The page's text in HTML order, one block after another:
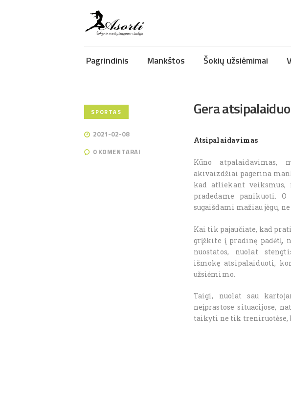
Pagrindinis Mankštos Šokių užsiėmimai
ŠOKIO
ŠOKIŲ
APIE
SPORTAS
2021-02-08
0 KOMENTARAI
Gera
Atsipalaidavimas
Kūno atpalaidavimas,
akivaizdžiai pagerina
kad atliekant veiksmus,
pradedame panikuoti.
sugaišdami mažiau jėgų,
Kai tik pajaučiate, kad
grįžkite į pradinę padėtį,
nuostatos, nuolat
išmokę atsipalaiduoti,
užsiėmimo.
Taigi, nuolat sau
neįprastose situacijose,
taikyti ne tik treniruotėse,